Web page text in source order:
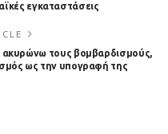
εγκαταστάσεις
ακυρώνω τους βομβαρδισμούς,
ως την υπογραφή της